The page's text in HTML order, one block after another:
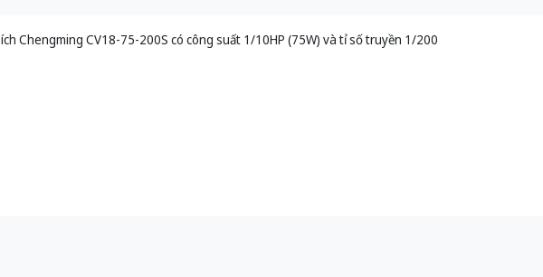
Chengming CV18-75-200S có công suất 1/10HP (75W) và tỉ số truyền 1/200